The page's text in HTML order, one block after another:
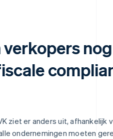
ziet er anders uit, afhankelijk
ondernemingen moeten